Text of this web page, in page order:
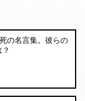
の名言集。彼らの